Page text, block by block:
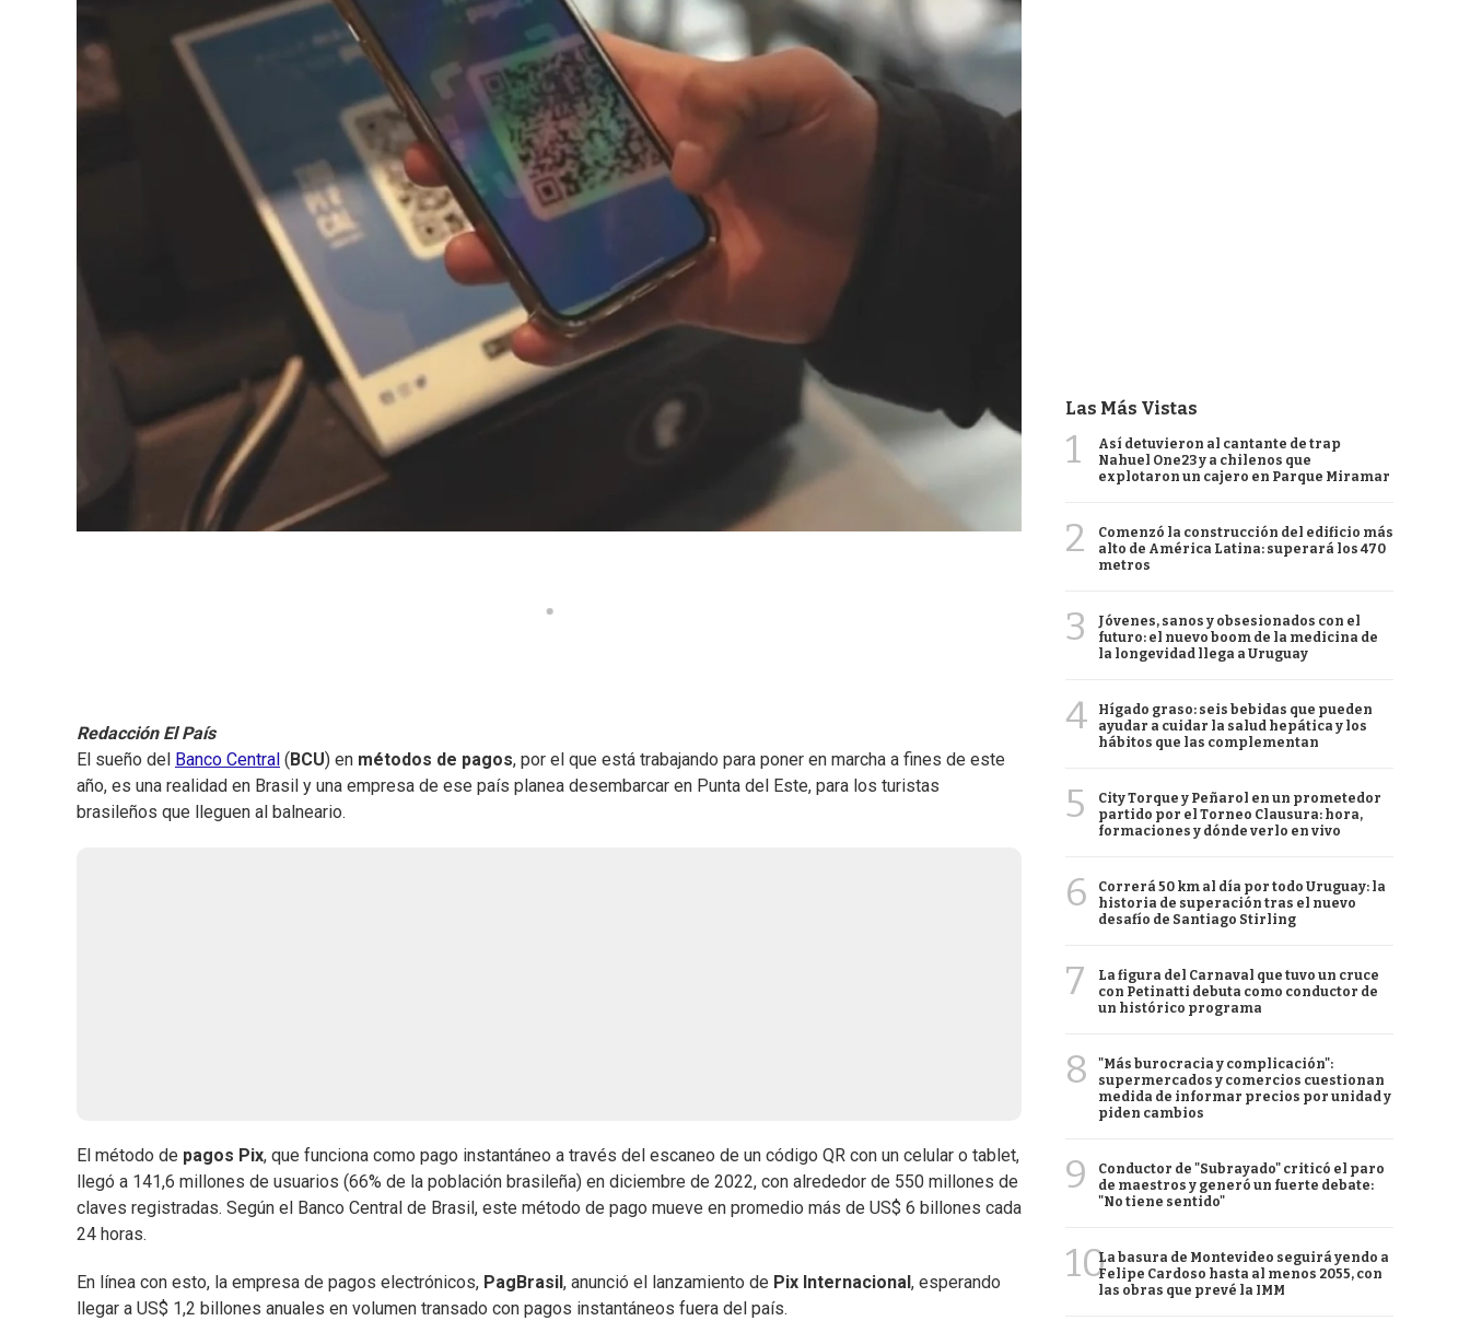
Redacción El País
El sueño del
Banco Central ( BCU) en métodos de pagos, por el que está trabajando para poner en marcha a fines de este
año, es una realidad en Brasil y una empresa de ese país planea desembarcar en Punta del Este, para los turistas
brasileños que lleguen al balneario.
El método de pagos Pix, que funciona como pago instantáneo a través del escaneo de un código QR con un celular o tablet,
llegó a 141,6 millones de usuarios (66% de la población brasileña) en diciembre de 2022, con alrededor de 550 millones de
claves registradas. Según el Banco Central de Brasil, este método de pago mueve en promedio más de US$ 6 billones cada
24 horas.
En línea con esto, la empresa de pagos electrónicos, PagBrasil , anunció el lanzamiento de Pix Internacional , esperando
llegar a US$ 1,2 billones anuales en volumen transado con pagos instantáneos fuera del país.
Las Más Vistas
1
Así detuvieron al cantante de trap
Nahuel One23 y a chilenos que
explotaron un cajero en Parque Miramar
2
Comenzó la construcción del edificio más
alto de América Latina: superará los 470
metros
3
Jóvenes, sanos y obsesionados con el
futuro: el nuevo boom de la medicina de
la longevidad llega a Uruguay
4
Hígado graso: seis bebidas que pueden
ayudar a cuidar la salud hepática y los
hábitos que las complementan
5
City Torque y Peñarol en un prometedor
partido por el Torneo Clausura: hora,
formaciones y dónde verlo en vivo
6
Correrá 50 km al día por todo Uruguay: la
historia de superación tras el nuevo
desafío de Santiago Stirling
7
La figura del Carnaval que tuvo un cruce
con Petinatti debuta como conductor de
un histórico programa
8
"Más burocracia y complicación":
supermercados y comercios cuestionan
medida de informar precios por unidad y
piden cambios
9
Conductor de "Subrayado" criticó el paro
de maestros y generó un fuerte debate:
"No tiene sentido"
10La basura de Montevideo seguirá yendo a
Felipe Cardoso hasta al menos 2055, con
las obras que prevé la IMM